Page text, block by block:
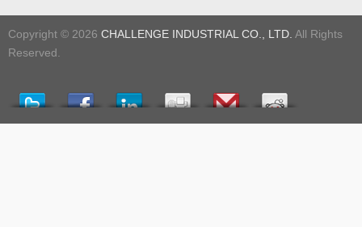
Copyright © 2026 CHALLENGE INDUSTRIAL CO., LTD. All Rights
Reserved.